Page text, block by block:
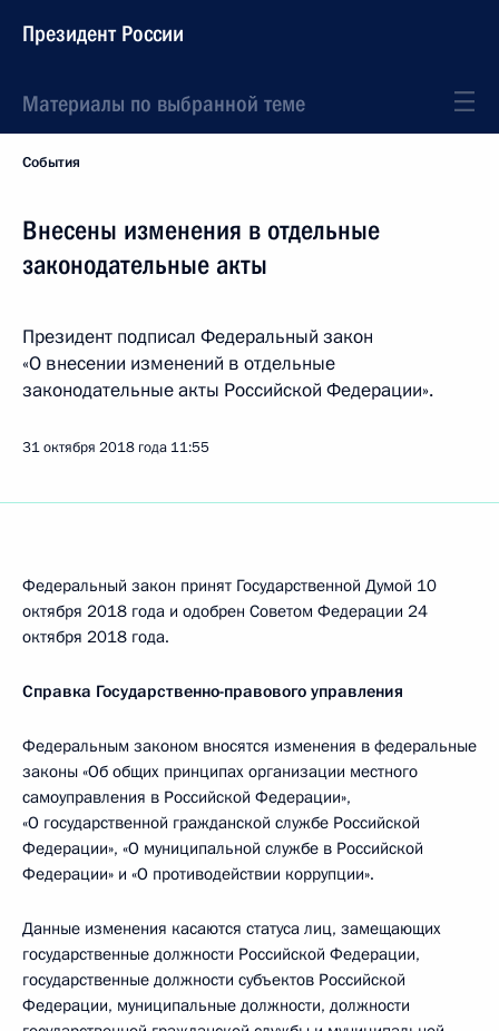
Президент России
Материалы по выбранной теме
События
Внесены изменения в отдельные
законодательные акты
Президент подписал Федеральный закон
«О внесении изменений в отдельные
законодательные акты Российской Федерации».
31 октября 2018 года 11:55
Федеральный закон принят Государственной Думой 10
октября 2018 года и одобрен Советом Федерации 24
октября 2018 года.
Справка Государственно-правового управления
Федеральным законом вносятся изменения в федеральные
законы «Об общих принципах организации местного
самоуправления в Российской Федерации»,
«О государственной гражданской службе Российской
Федерации», «О муниципальной службе в Российской
Федерации» и «О противодействии коррупции».
Данные изменения касаются статуса лиц, замещающих
государственные должности Российской Федерации,
государственные должности субъектов Российской
Федерации, муниципальные должности, должности